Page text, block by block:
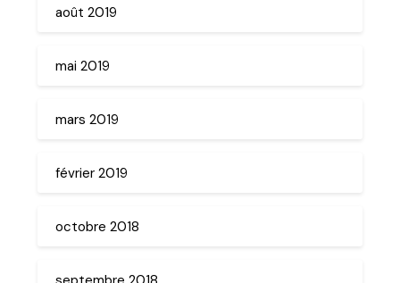
août 2019
mai 2019
mars 2019
février 2019
octobre 2018